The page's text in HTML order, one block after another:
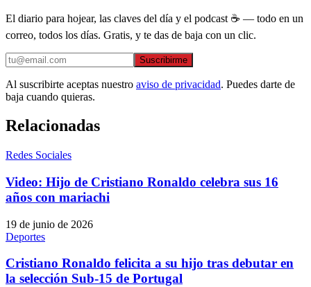
El diario para hojear, las claves del día y el podcast ☕ — todo en un
correo, todos los días. Gratis, y te das de baja con un clic.
Suscribirme
Al suscribirte aceptas nuestro aviso de privacidad. Puedes darte de
baja cuando quieras.
Relacionadas
Redes Sociales
Video: Hijo de Cristiano Ronaldo celebra sus 16
años con mariachi
19 de junio de 2026
Deportes
Cristiano Ronaldo felicita a su hijo tras debutar en
la selección Sub-15 de Portugal